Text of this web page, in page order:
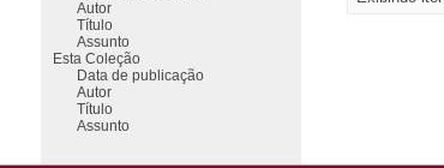
Autor
Título
Assunto
Esta Coleção
Data de publicação
Autor
Título
Assunto